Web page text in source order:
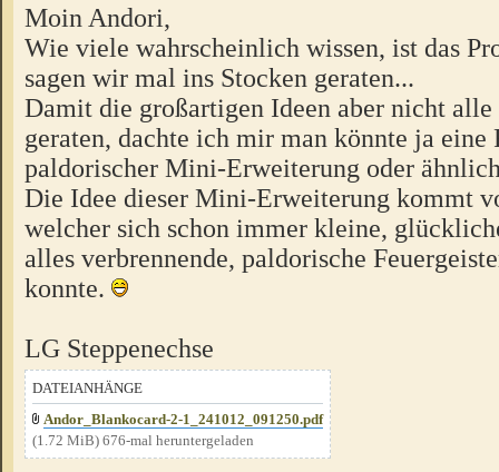
Moin Andori,
Wie viele wahrscheinlich wissen, ist das
sagen wir mal ins Stocken geraten...
Damit die großartigen Ideen aber nicht alle
geraten, dachte ich mir man könnte ja eine
paldorischer Mini-Erweiterung oder
Die Idee dieser Mini-Erweiterung kommt
welcher sich schon immer kleine,
alles verbrennende, paldorische
konnte.
LG Steppenechse
DATEIANHÄNGE
Andor_Blankocard-2-1_241012_091250.pdf
(1.72 MiB) 676-mal heruntergeladen